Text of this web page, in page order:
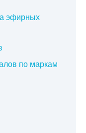
эфирных
по маркам